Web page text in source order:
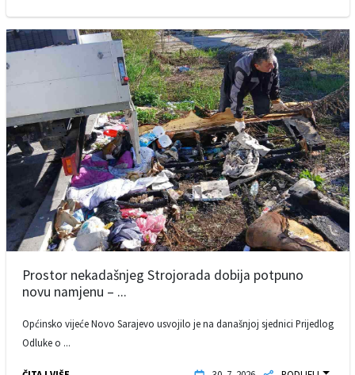
Prostor nekadašnjeg Strojorada dobija potpuno
novu namjenu – ...
Općinsko vijeće Novo Sarajevo usvojilo je na današnjoj sjednici Prijedlog
Odluke o ...